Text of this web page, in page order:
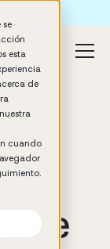
se
esta
de
cuando